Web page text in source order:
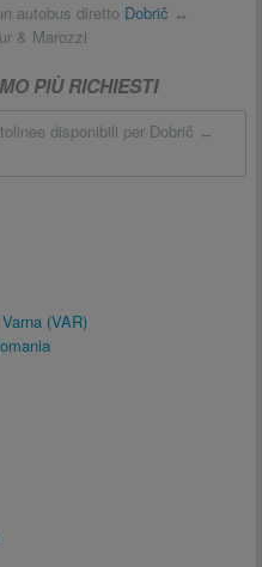
autobus diretto Dobrič ↔
& Marozzi
PIÙ RICHIESTI
disponibili per Dobrič ↔
(VAR)